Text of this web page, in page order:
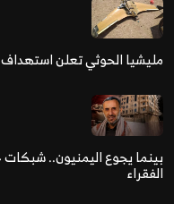
مليشيا الحوثي تعلن
بينما يجوع اليمنيون..
الفقراء